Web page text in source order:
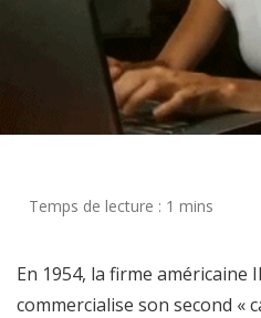
En 1954, la firme américaine
commercialise son second «